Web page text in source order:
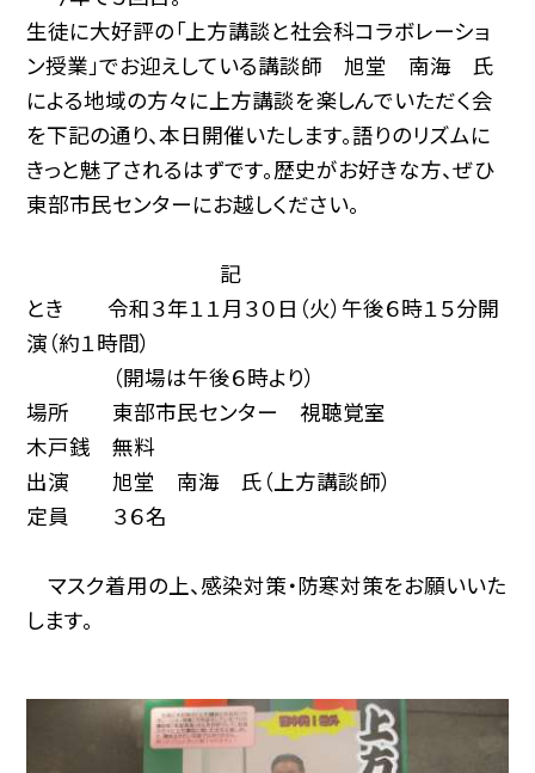
生徒に大好評の「上方講談と社会科コラボレーショ
ン授業」でお迎えしている講談師 旭堂 南海 氏
による地域の方々に上方講談を楽しんでいただく会
を下記の通り、本日開催いたします。語りのリズムに
きっと魅了されるはずです。歴史がお好きな方、ぜひ
東部市民センターにお越しください。
記
とき 令和３年１１月３０日（火）午後６時１５分開
演（約１時間）
（開場は午後６時より）
場所 東部市民センター 視聴覚室
木戸銭 無料
出演 旭堂 南海 氏（上方講談師）
定員 ３６名
マスク着用の上、感染対策・防寒対策をお願いいた
します。